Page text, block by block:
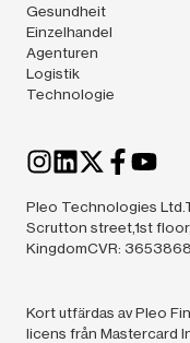
Gesundheit
Einzelhandel
Agenturen
Logistik
Technologie
Pleo Technologies
Scrutton street,1st
KingdomCVR:
Kort utfärdas av Pleo
licens från Mastercard